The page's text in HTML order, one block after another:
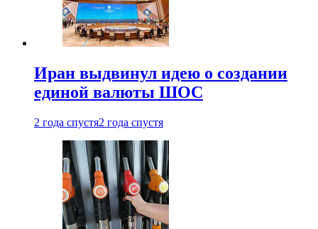
Иран выдвинул идею о создании
единой валюты ШОС
2 года спустя2 года спустя